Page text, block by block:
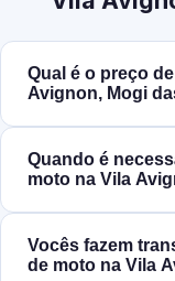
Qual é o preço
Avignon, Mogi
Quando é
moto na Vila
Vocês fazem
de moto na Vila